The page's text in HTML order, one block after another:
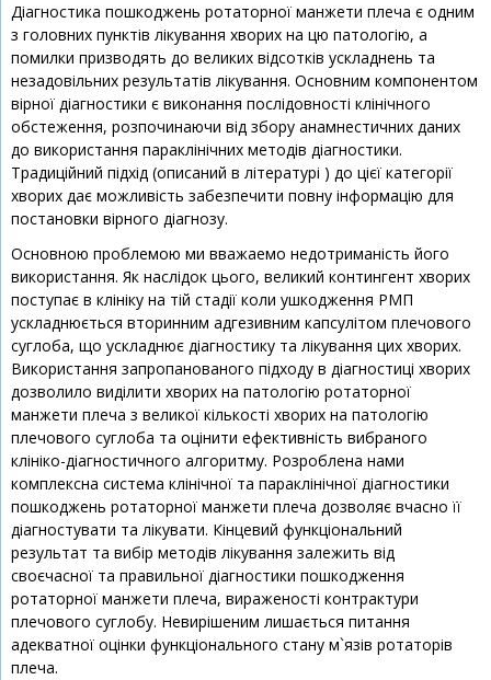
Діагностика пошкоджень ротаторної манжети плеча є одним
з головних пунктів лікування хворих на цю патологію, а
помилки призводять до великих відсотків ускладнень та
незадовільних результатів лікування. Основним компонентом
вірної діагностики є виконання послідовності клінічного
обстеження, розпочинаючи від збору анамнестичних даних
до використання параклінічних методів діагностики.
Традиційний підхід (описаний в літературі ) до цієї категорії
хворих дає можливість забезпечити повну інформацію для
постановки вірного діагнозу.
Основною проблемою ми вважаемо недотриманість його
використання. Як наслідок цього, великий контингент хворих
поступає в клініку на тій стадії коли ушкодження РМП
ускладнюється вторинним адгезивним капсулітом плечового
суглоба, що ускладнює діагностику та лікування цих хворих.
Використання запропанованого підходу в діагностиці хворих
дозволило виділити хворих на патологію ротаторної
манжети плеча з великої кількості хворих на патологію
плечового суглоба та оцінити ефективність вибраного
клініко-діагностичного алгоритму. Розроблена нами
комплексна система клінічної та параклінічної діагностики
пошкоджень ротаторної манжети плеча дозволяє вчасно її
діагностувати та лікувати. Кінцевий функціональний
результат та вибір методів лікування залежить від
своєчасної та правильної діагностики пошкодження
ротаторної манжети плеча, вираженості контрактури
плечового суглобу. Невирішеним лишається питання
адекватної оцінки функціонального стану м`язів ротаторів
плеча.